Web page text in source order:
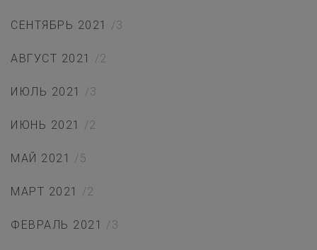
СЕНТЯБРЬ 2021 /3
АВГУСТ 2021 /2
ИЮЛЬ 2021 /3
ИЮНЬ 2021 /2
МАЙ 2021 /5
МАРТ 2021 /2
ФЕВРАЛЬ 2021 /3